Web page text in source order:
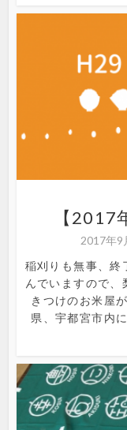
【2017
2017年9
稲刈りも無事、終
んでいますので
きつけのお米屋
県、宇都宮市内